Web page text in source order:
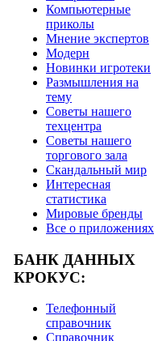
Компьютерные
приколы
Мнение экспертов
Модерн
Новинки игротеки
Размышления на
тему
Советы нашего
техцентра
Советы нашего
торгового зала
Скандальный мир
Интересная
статистика
Мировые бренды
Все о приложениях
БАНК ДАННЫХ
КРОКУС:
Телефонный
справочник
Справочник